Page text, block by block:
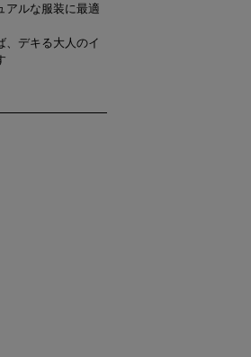
アルな服装に最適
、デキる大人のイ